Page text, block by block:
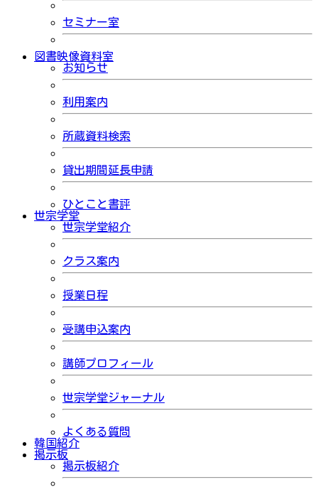
セミナー室
図書映像資料室
お知らせ
利用案内
所蔵資料検索
貸出期間延長申請
ひとこと書評
世宗学堂
世宗学堂紹介
クラス案内
授業日程
受講申込案内
講師プロフィール
世宗学堂ジャーナル
よくある質問
韓国紹介
掲示板
掲示板紹介